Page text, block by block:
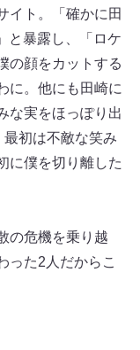
イト。「確かに田
と暴露し、「ロケ
の顔をカットする
に。他にも田崎に
な実をほっぽり出
最初は不敵な笑み
に僕を切り離した
の危機を乗り越
った2人だからこ